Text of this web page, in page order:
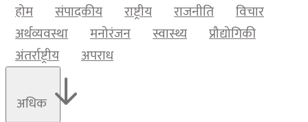
होम संपादकीय राष्ट्रीय राजनीति
विचार
अर्थव्यवस्था
मनोरंजन स्वास्थ्य
प्रौद्योगिकी
अंतर्राष्ट्रीय
अपराध
अधिक